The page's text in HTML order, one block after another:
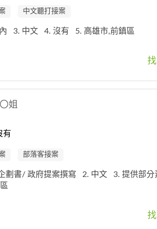
中文聽打接案
3. 中文 4. 沒有 5. 高雄市,前鎮區
姐
有
部落客接案
劃書/ 政府提案撰寫 2. 中文 3. 提供部分